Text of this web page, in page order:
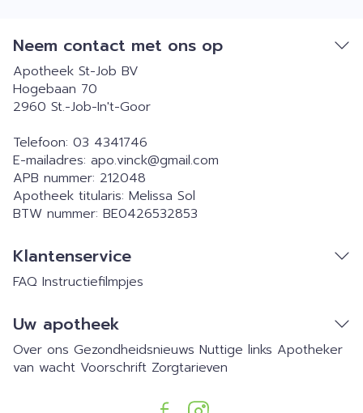
Neem contact met ons op
Apotheek St-Job BV
Hogebaan 70
2960 St.-Job-In't-Goor
Telefoon: 03 4341746
E-mailadres: apo.vinck@gmail.com
APB nummer: 212048
Apotheek titularis: Melissa Sol
BTW nummer: BE0426532853
Klantenservice
FAQ Instructiefilmpjes
Uw apotheek
Over ons Gezondheidsnieuws Nuttige links Apotheker
van wacht Voorschrift Zorgtarieven